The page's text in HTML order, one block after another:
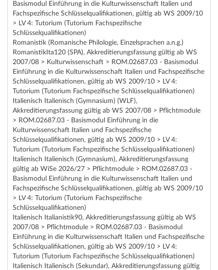
Basismodul Einführung in die Kulturwissenschaft Italien und
Fachspezifische Schlüsselqualifikationen, gültig ab WS 2009/10
> LV 4: Tutorium (Tutorium Fachspezifische
Schlüsselqualifikationen)
Romanistik (Romanische Philologie, Einzelsprachen a.n.g.)
RomanistikIta120 (SPA), Akkreditierungsfassung gültig ab WS
2007/08 > Kulturwissenschaft > ROM.02687.03 - Basismodul
Einführung in die Kulturwissenschaft Italien und Fachspezifische
Schlüsselqualifikationen, gültig ab WS 2009/10 > LV 4:
Tutorium (Tutorium Fachspezifische Schlüsselqualifikationen)
Italienisch Italienisch (Gymnasium) (WLF),
Akkreditierungsfassung gültig ab WS 2007/08 > Pflichtmodule
> ROM.02687.03 - Basismodul Einführung in die
Kulturwissenschaft Italien und Fachspezifische
Schlüsselqualifikationen, gültig ab WS 2009/10 > LV 4:
Tutorium (Tutorium Fachspezifische Schlüsselqualifikationen)
Italienisch Italienisch (Gymnasium), Akkreditierungsfassung
gültig ab WiSe 2026/27 > Pflichtmodule > ROM.02687.03 -
Basismodul Einführung in die Kulturwissenschaft Italien und
Fachspezifische Schlüsselqualifikationen, gültig ab WS 2009/10
> LV 4: Tutorium (Tutorium Fachspezifische
Schlüsselqualifikationen)
Italienisch Italianistik90, Akkreditierungsfassung gültig ab WS
2007/08 > Pflichtmodule > ROM.02687.03 - Basismodul
Einführung in die Kulturwissenschaft Italien und Fachspezifische
Schlüsselqualifikationen, gültig ab WS 2009/10 > LV 4:
Tutorium (Tutorium Fachspezifische Schlüsselqualifikationen)
Italienisch Italienisch (Sekundar), Akkreditierungsfassung gültig